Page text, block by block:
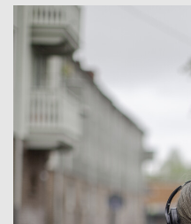
Om GIBCA Extended
Nätverket
Arkiv
GIBCA Extended 2013
GIBCA Extended 2015
GIBCA Extended 2017
GIBCA Extended 2019
GIBCA Extended 2021
Utställning
Program 2021